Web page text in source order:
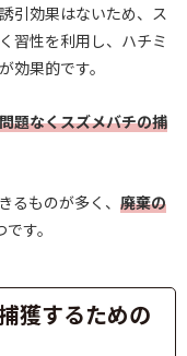
引効果はないため、ス
習性を利用し、ハチミ
効果的です。
題なくスズメバチの捕
ものが多く、 廃棄の
す。
獲するための